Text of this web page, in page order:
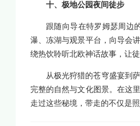
十、极地公园夜间徒步
跟随向导在特罗姆瑟周边
瀑、冻湖与观景平台，向导会
绕热饮聆听北欧神话故事，让
从极光狩猎的苍穹盛宴到
完整的自然与文化图景。在这
走过这些秘境，带走的不仅是